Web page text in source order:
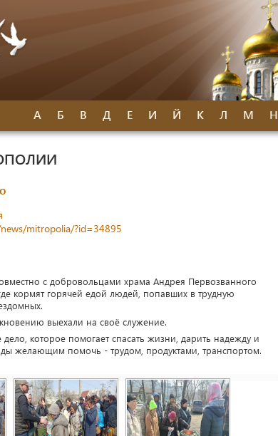
А Б В Д Е И Й К Л М Н
mitropolia/?id=34895
с добровольцами храма Андрея Первозванного
кормят горячей едой людей, попавших в трудную
выехали на своё служение.
которое помогает спасать жизни, дарить надежду и
желающим помочь - трудом, продуктами, транспортом.